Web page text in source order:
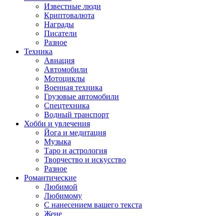
Известные люди
Криптовалюта
Награды
Писатели
Разное
Техника
Авиация
Автомобили
Мотоциклы
Военная техника
Грузовые автомобили
Спецтехника
Водный транспорт
Хобби и увлечения
Йога и медитация
Музыка
Таро и астрология
Творчество и искусство
Разное
Романтические
Любимой
Любимому
С нанесением вашего текста
Жене